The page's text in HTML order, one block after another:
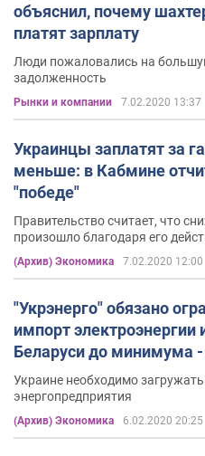
объяснил, почему
платят зарплату
Люди пожаловались на
задолженность
Рынки и компании 7.02.2020 13:37
Украинцы заплатят за
меньше: в Кабмине
"победе"
Правительство считает, что
произошло благодаря его
(Архив) Экономика 7.02.2020 12:00
"Укрэнерго" обязано
импорт электроэнергии
Беларуси до минимума
Украине необходимо
энергопредприятия
(Архив) Экономика 6.02.2020 20:25